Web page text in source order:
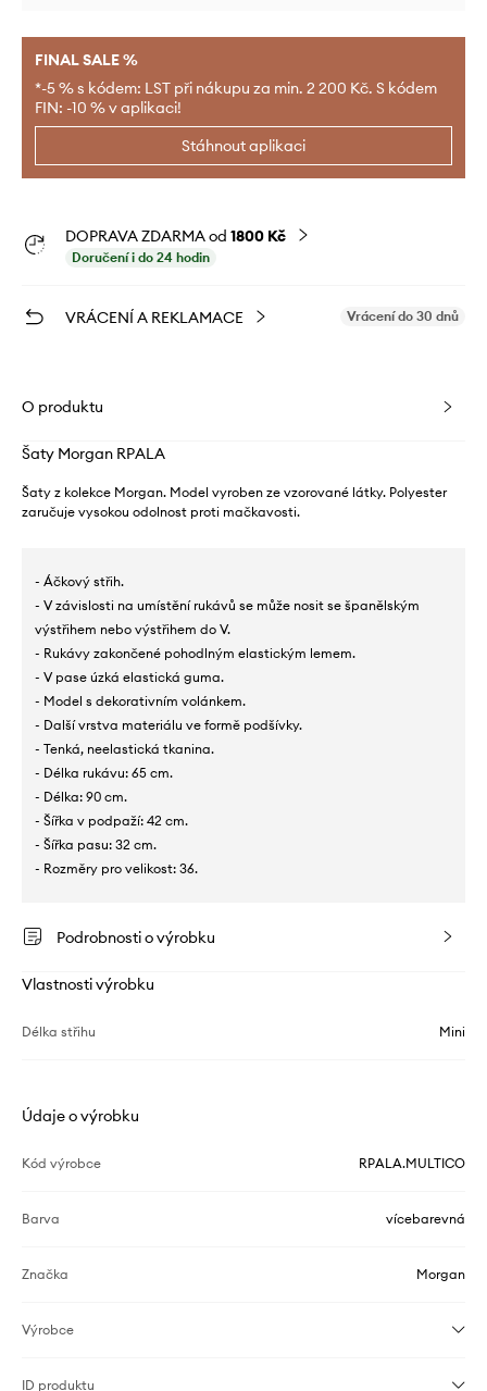
FINAL SALE %
*-5 % s kódem: LST při nákupu za min. 2 200 Kč. S kódem
FIN: -10 % v aplikaci!
Stáhnout aplikaci
DOPRAVA ZDARMA od 1800 Kč
Doručení i do 24 hodin
VRÁCENÍ A REKLAMACE Vrácení do 30 dnů
O produktu
Šaty Morgan RPALA
Šaty z kolekce Morgan. Model vyroben ze vzorované látky. Polyester
zaručuje vysokou odolnost proti mačkavosti.
- Áčkový střih.
- V závislosti na umístění rukávů se může nosit se španělským
výstřihem nebo výstřihem do V.
- Rukávy zakončené pohodlným elastickým lemem.
- V pase úzká elastická guma.
- Model s dekorativním volánkem.
- Další vrstva materiálu ve formě podšívky.
- Tenká, neelastická tkanina.
- Délka rukávu: 65 cm.
- Délka: 90 cm.
- Šířka v podpaží: 42 cm.
- Šířka pasu: 32 cm.
- Rozměry pro velikost: 36.
Podrobnosti o výrobku
Vlastnosti výrobku
Délka střihu Mini
Údaje o výrobku
Kód výrobce RPALA.MULTICO
Barva vícebarevná
Značka Morgan
Výrobce
ID produktu